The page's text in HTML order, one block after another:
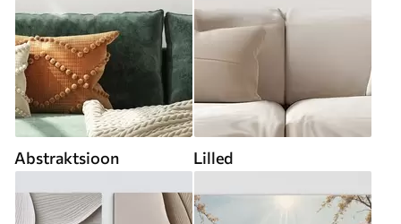
Abstraktsioon Lilled